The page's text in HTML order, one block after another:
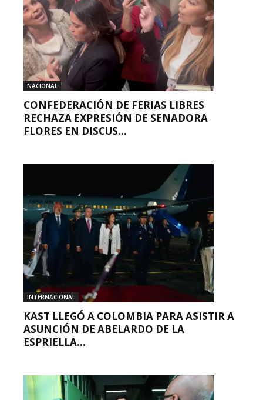
NACIONAL
CONFEDERACIÓN DE FERIAS LIBRES
RECHAZA EXPRESIÓN DE SENADORA
FLORES EN DISCUS...
INTERNACIONAL
KAST LLEGÓ A COLOMBIA PARA ASISTIR A
ASUNCIÓN DE ABELARDO DE LA
ESPRIELLA...